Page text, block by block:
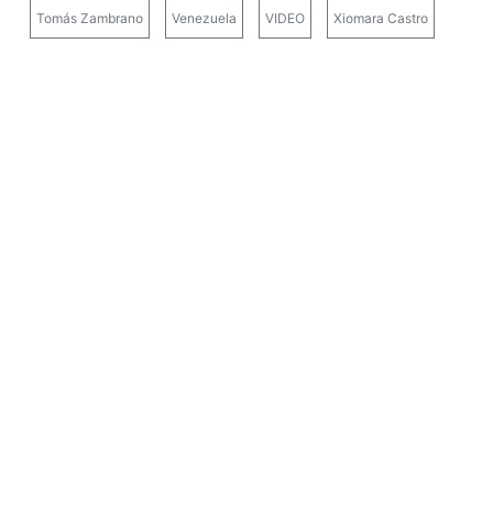
Tomás Zambrano Venezuela VIDEO Xiomara Castro